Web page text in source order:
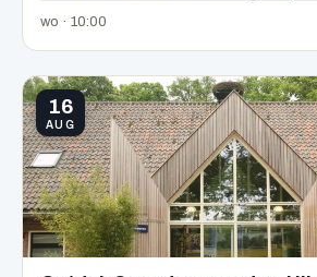
wo · 10:00
16
AUG